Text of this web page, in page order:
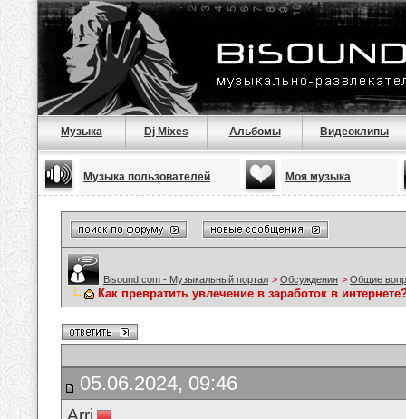
Музыка Dj Mixes Альбомы Видеоклипы
Музыка пользователей Моя музыка
Bisound.com - Музыкальный портал > Обсуждения > Общие
Как превратить увлечение в заработок в
05.06.2024, 09:46
Arri